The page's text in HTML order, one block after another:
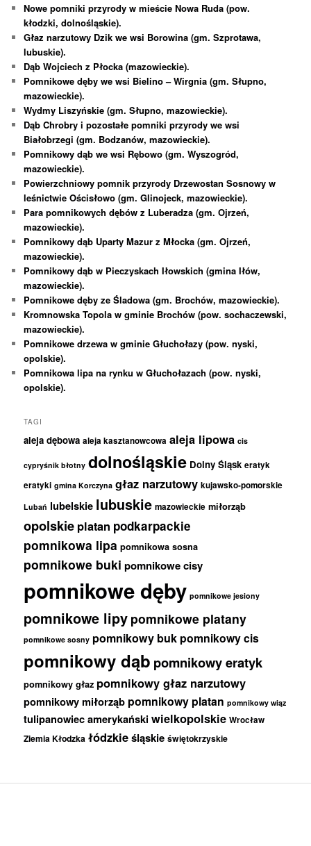
Nowe pomniki przyrody w mieście Nowa Ruda (pow.
kłodzki, dolnośląskie).
Głaz narzutowy Dzik we wsi Borowina (gm. Szprotawa,
lubuskie).
Dąb Wojciech z Płocka (mazowieckie).
Pomnikowe dęby we wsi Bielino – Wirgnia (gm. Słupno,
mazowieckie).
Wydmy Liszyńskie (gm. Słupno, mazowieckie).
Dąb Chrobry i pozostałe pomniki przyrody we wsi
Białobrzegi (gm. Bodzanów, mazowieckie).
Pomnikowy dąb we wsi Rębowo (gm. Wyszogród,
mazowieckie).
Powierzchniowy pomnik przyrody Drzewostan Sosnowy w
leśnictwie Ościsłowo (gm. Glinojeck, mazowieckie).
Para pomnikowych dębów z Luberadza (gm. Ojrzeń,
mazowieckie).
Pomnikowy dąb Uparty Mazur z Młocka (gm. Ojrzeń,
mazowieckie).
Pomnikowy dąb w Pieczyskach Iłowskich (gmina Iłów,
mazowieckie).
Pomnikowe dęby ze Śladowa (gm. Brochów, mazowieckie).
Kromnowska Topola w gminie Brochów (pow. sochaczewski,
mazowieckie).
Pomnikowe drzewa w gminie Głuchołazy (pow. nyski,
opolskie).
Pomnikowa lipa na rynku w Głuchołazach (pow. nyski,
opolskie).
TAGI
aleja dębowa aleja kasztanowcowa aleja lipowa cis
cypryśnik błotny dolnośląskie Dolny Śląsk eratyk
eratyki gmina Korczyna głaz narzutowy kujawsko-pomorskie
Lubań lubelskie lubuskie mazowieckie miłorząb
opolskie platan podkarpackie
pomnikowa lipa pomnikowa sosna
pomnikowe buki pomnikowe cisy
pomnikowe dęby pomnikowe jesiony
pomnikowe lipy pomnikowe platany
pomnikowe sosny pomnikowy buk pomnikowy cis
pomnikowy dąb pomnikowy eratyk
pomnikowy głaz pomnikowy głaz narzutowy
pomnikowy miłorząb pomnikowy platan pomnikowy wiąz
tulipanowiec amerykański wielkopolskie Wrocław
Ziemia Kłodzka łódzkieśląskie świętokrzyskie